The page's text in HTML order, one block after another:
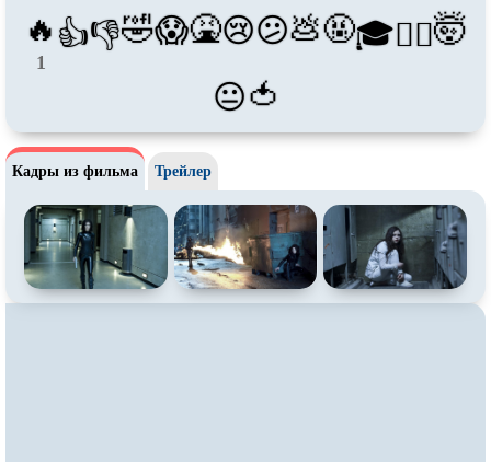
Чёрная комедия Экранизация
В ожидании
🔥
1
👍👎🤣😱🤮😢😕💩🤬🎓😵‍💫🤯
😐🍅
Кадры из фильма Трейлер